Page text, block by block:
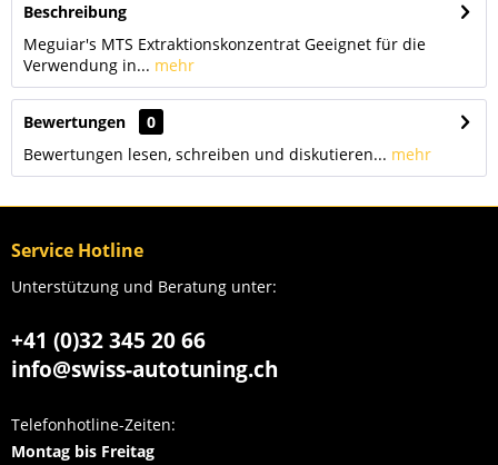
Beschreibung
Meguiar's MTS Extraktionskonzentrat Geeignet für die
Verwendung in... mehr
Bewertungen
0
Bewertungen lesen, schreiben und diskutieren... mehr
Service Hotline
Unterstützung und Beratung unter:
+41 (0)32 345 20 66
info@swiss-autotuning.ch
Telefonhotline-Zeiten:
Montag bis Freitag